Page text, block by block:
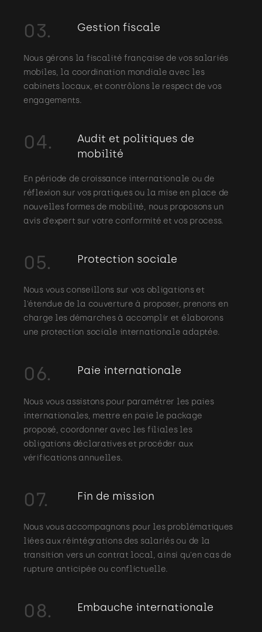
03. Gestion fiscale
Nous gérons la fiscalité française de vos salariés
mobiles, la coordination mondiale avec les
cabinets locaux, et contrôlons le respect de vos
engagements.
04.
Audit et politiques de
mobilité
En période de croissance internationale ou de
réflexion sur vos pratiques ou la mise en place de
nouvelles formes de mobilité, nous proposons un
avis d'expert sur votre conformité et vos process.
05. Protection sociale
Nous vous conseillons sur vos obligations et
l'étendue de la couverture à proposer, prenons en
charge les démarches à accomplir et élaborons
une protection sociale internationale adaptée.
06. Paie internationale
Nous vous assistons pour paramétrer les paies
internationales, mettre en paie le package
proposé, coordonner avec les filiales les
obligations déclaratives et procéder aux
vérifications annuelles.
07. Fin de mission
Nous vous accompagnons pour les problématiques
liées aux réintégrations des salariés ou de la
transition vers un contrat local, ainsi qu'en cas de
rupture anticipée ou conflictuelle.
08. Embauche internationale